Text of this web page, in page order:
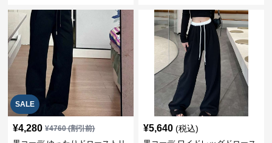
SALE
¥4,280 ¥4760(割引前) ¥5,640 (税込)